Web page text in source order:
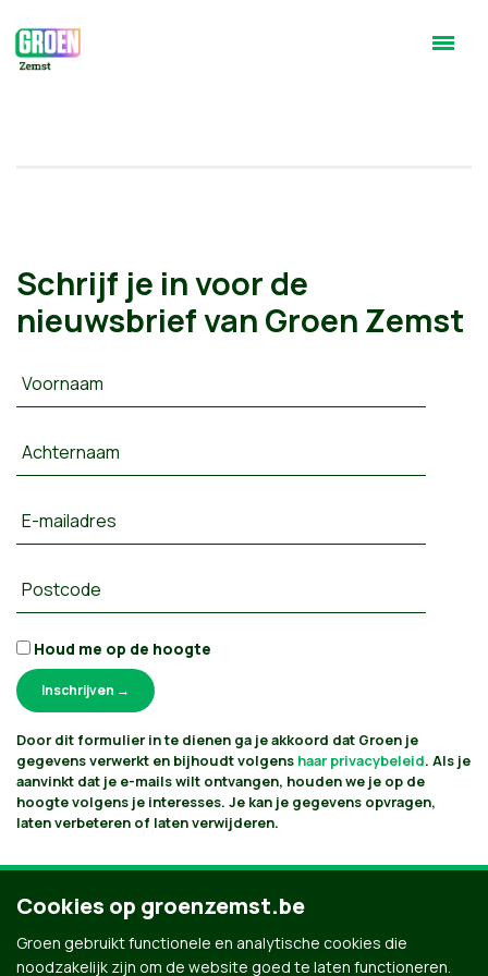
Schrijf je in voor de
nieuwsbrief van Groen Zemst
Voornaam
Achternaam
E-mailadres
Postcode
Houd me op de hoogte
Door dit formulier in te dienen ga je akkoord dat Groen je
gegevens verwerkt en bijhoudt volgens haar privacybeleid. Als je
aanvinkt dat je e-mails wilt ontvangen, houden we je op de
hoogte volgens je interesses. Je kan je gegevens opvragen,
laten verbeteren of laten verwijderen.
Cookies op groenzemst.be
Groen gebruikt functionele en analytische cookies die
noodzakelijk zijn om de website goed te laten functioneren.